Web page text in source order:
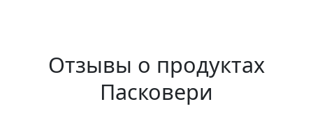
Отзывы о продуктах
Пасковери